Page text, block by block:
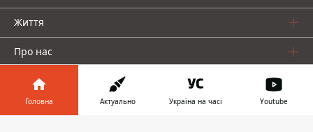
Життя
Про нас
Головна Актуально Україна на часі Youtube